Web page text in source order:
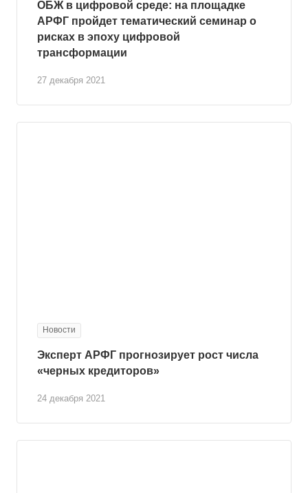
27 декабря 2021
ОБЖ в цифровой среде: на площадке
АРФГ пройдет тематический семинар о
рисках в эпоху цифровой
трансформации
Новости
24 декабря 2021
Эксперт АРФГ прогнозирует рост числа
«черных кредиторов»